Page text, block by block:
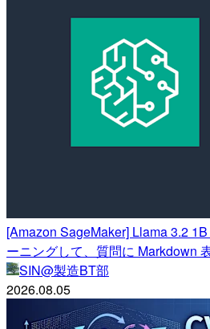
[Amazon SageMaker] Llama 3.2
ーニングして、質問に Markdown
SIN@製造BT部
2026.08.05